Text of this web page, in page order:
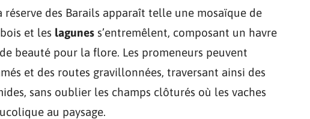
des Barails apparaît telle une mosaïque de
et les lagunes s’entremêlent, composant un havre
beauté pour la flore. Les promeneurs peuvent
et des routes gravillonnées, traversant ainsi des
sans oublier les champs clôturés où les vaches
au paysage.